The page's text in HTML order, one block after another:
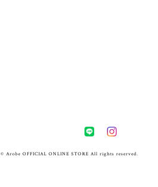
© Arobe OFFICIAL ONLINE STORE All rights reserved.